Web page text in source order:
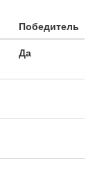
Победитель
Да